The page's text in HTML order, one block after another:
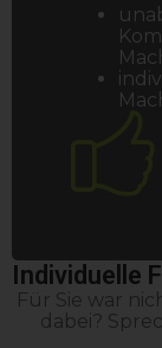
Individuelle
Für Sie war
dabei?